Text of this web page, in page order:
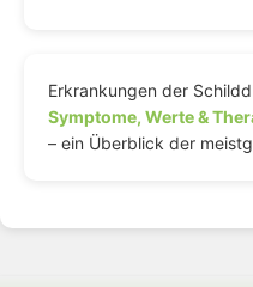
Erkrankungen der
Symptome, Werte &
– ein Überblick der